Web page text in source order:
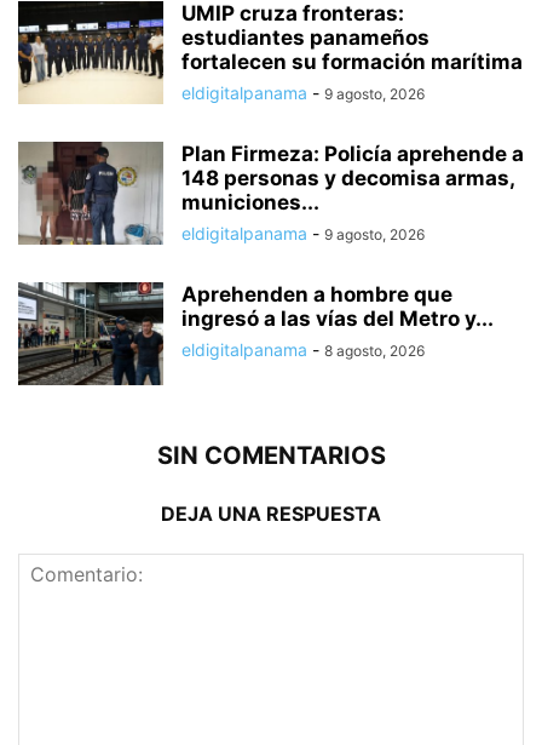
UMIP cruza fronteras:
estudiantes panameños
fortalecen su formación marítima
eldigitalpanama - 9 agosto, 2026
Plan Firmeza: Policía aprehende a
148 personas y decomisa armas,
municiones...
eldigitalpanama - 9 agosto, 2026
Aprehenden a hombre que
ingresó a las vías del Metro y...
eldigitalpanama - 8 agosto, 2026
SIN COMENTARIOS
DEJA UNA RESPUESTA